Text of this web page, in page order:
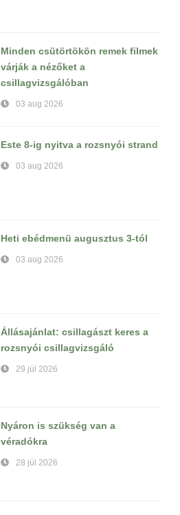
Minden csütörtökön remek filmek
várják a nézőket a
csillagvizsgálóban
03 aug 2026
Este 8-ig nyitva a rozsnyói strand
03 aug 2026
Heti ebédmenü augusztus 3-tól
03 aug 2026
Állásajánlat: csillagászt keres a
rozsnyói csillagvizsgáló
29 júl 2026
Nyáron is szükség van a
véradókra
28 júl 2026